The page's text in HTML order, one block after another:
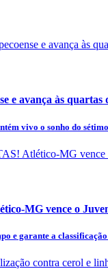
e avança às
vivo o sonho do
MG vence o
e garante a